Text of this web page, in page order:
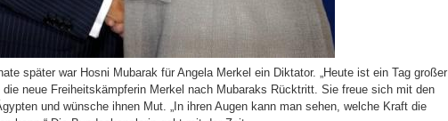
später war Hosni Mubarak für Angela Merkel ein Diktator. „Heute ist ein Tag großer
die neue Freiheitskämpferin Merkel nach Mubaraks Rücktritt. Sie freue sich mit den
und wünsche ihnen Mut. „In ihren Augen kann man sehen, welche Kraft die